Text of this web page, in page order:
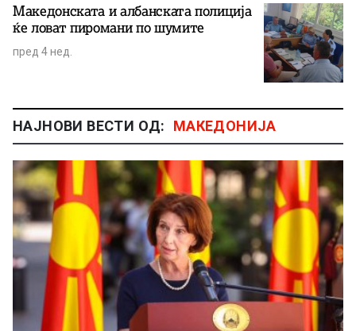
Македонската и албанската полиција
ќе ловат пиромани по шумите
пред 4 нед.
НАЈНОВИ ВЕСТИ ОД: МАКЕДОНИЈА